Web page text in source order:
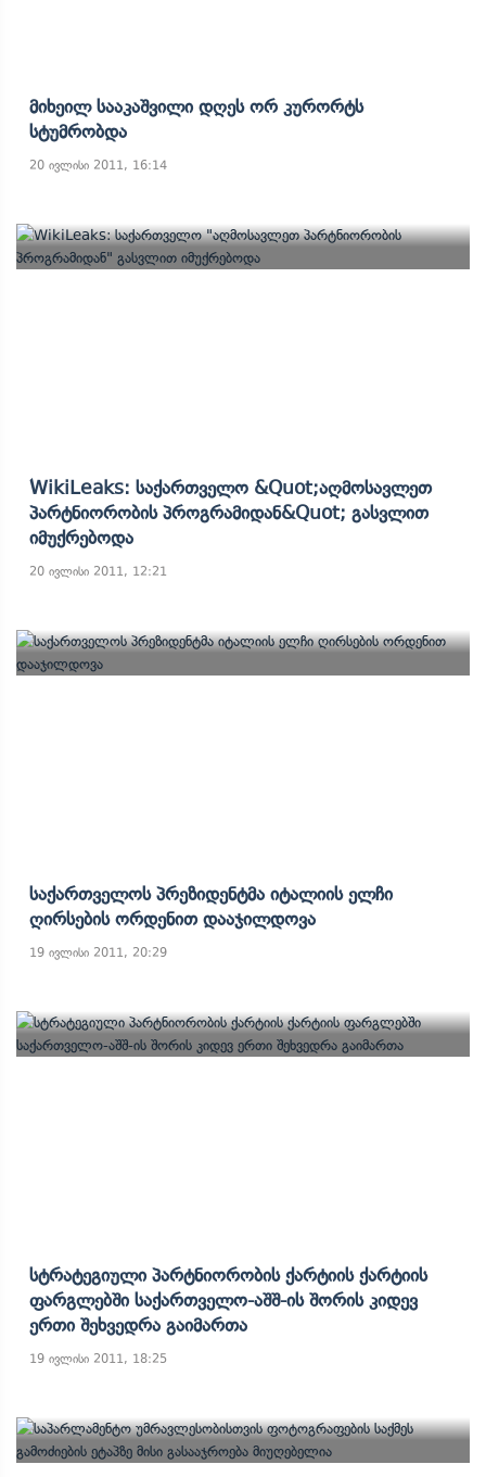
Მიხეილ Სააკაშვილი Დღეს Ორ Კურორტს
Სტუმრობდა
20 ივლისი 2011, 16:14
WikiLeaks: Საქართველო &quot;აღმოსავლეთ
Პარტნიორობის Პროგრამიდან&quot; Გასვლით
Იმუქრებოდა
20 ივლისი 2011, 12:21
Საქართველოს Პრეზიდენტმა Იტალიის Ელჩი
Ღირსების Ორდენით Დააჯილდოვა
19 ივლისი 2011, 20:29
Სტრატეგიული Პარტნიორობის Ქარტიის Ქარტიის
Ფარგლებში Საქართველო-Აშშ-Ის Შორის Კიდევ
Ერთი Შეხვედრა Გაიმართა
19 ივლისი 2011, 18:25